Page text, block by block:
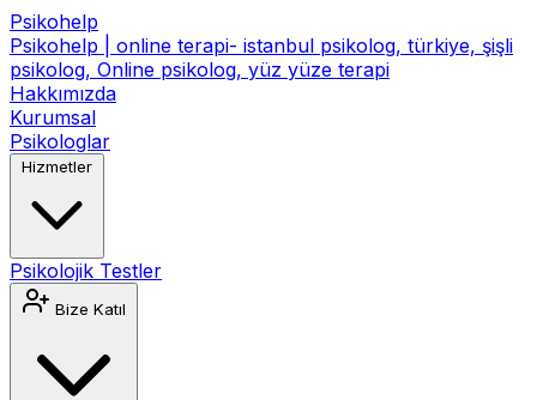
Psikohelp
Psikohelp | online terapi- istanbul psikolog, türkiye, şişli
psikolog, Online psikolog, yüz yüze terapi
Hakkımızda
Kurumsal
Psikologlar
Hizmetler
Psikolojik Testler
Bize Katıl